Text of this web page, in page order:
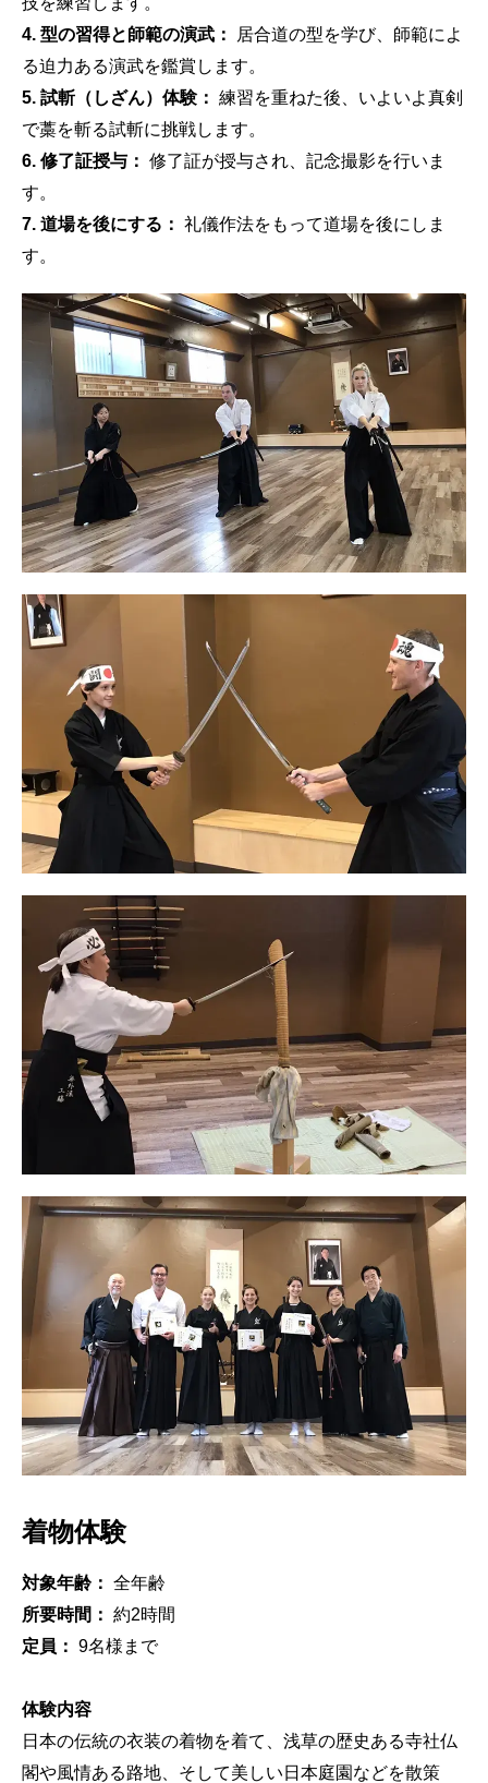
4. 型の習得と師範の演武：
居合道の型を学び、師範によ
る迫力ある演武を鑑賞します。
5. 試斬（しざん）体験： 練習を重ねた後、いよいよ真剣
で藁を斬る試斬に挑戦します。
6. 修了証授与： 修了証が授与され、記念撮影を行いま
す。
7. 道場を後にする： 礼儀作法をもって道場を後にしま
す。
着物体験
対象年齢： 全年齢
所要時間： 約2時間
定員： 9名様まで
体験内容
日本の伝統の衣装の着物を着て、浅草の歴史ある寺社仏
閣や風情ある路地、そして美しい日本庭園などを散策